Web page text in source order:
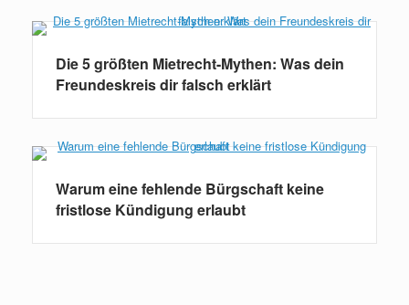
Die 5 größten Mietrecht-Mythen: Was dein
Freundeskreis dir falsch erklärt
Warum eine fehlende Bürgschaft keine
fristlose Kündigung erlaubt